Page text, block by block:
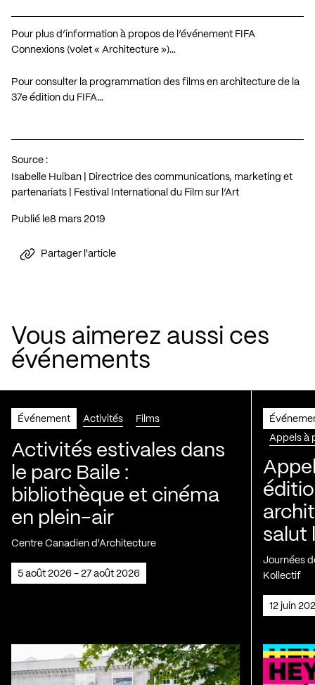
Pour plus d’information à propos de l’événement FIFA
Connexions (volet « Architecture »)…
Pour consulter la programmation des films en architecture de la
37e édition du FIFA…
Source :
Isabelle Huiban | Directrice des communications, marketing et
partenariats | Festival International du Film sur l’Art
Publié le 8 mars 2019
Partager l'article
Vous aimerez aussi ces
événements
Événement Activités Films
Activités estivales dans
le parc Baile :
bibliothèque et cinéma
en plein-air
Centre Canadien d'Architecture
5 août 2026 - 27 août 2026
Appels à
salut
Journées
Kollectif
12 juin